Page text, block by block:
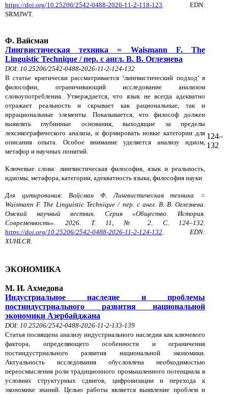
https://doi.org/10.25206/2542-0488-2026-11-2-118-123 . EDN:
SRMJWT.
Ф. Вайсман
Лингвистическая техника = Waismann F. The
Linguistic Technique / пер. с англ. В. В. Оглезнева
DOI: 10.25206/2542-0488-2026-11-2-124-132
В статье критически рассматривается ‘лингвистический подход’ в
философии, ограничивающий исследование анализом
словоупотребления. Утверждается, что язык не всегда адекватно
отражает реальность и скрывает как рациональные, так и
иррациональные элементы. Показывается, что философ должен
выявлять глубинные основания, выходящие за пределы
лексикографического анализа, и формировать новые категории для
описания опыта. Особое внимание уделяется анализу идиом,
метафор и научных понятий.
Ключевые слова: лингвистическая философия, язык и реальность,
идиомы, метафора, категории, адекватность языка, философия науки
Для цитирования: Вайсман Ф. Лингвистическая техника =
Waismann F. The Linguistic Technique / пер. с англ. В. В. Оглезнева.
Омский научный вестник. Серия «Общество. История.
Современность». 2026. Т. 11, № 2. С. 124–132.
https://doi.org/10.25206/2542-0488-2026-11-2-124-132 . EDN:
XUHLCR.
124–
132
ЭКОНОМИКА
М. И. Ахмедова
Индустриальное наследие и проблемы
постиндустриального развития национальной
экономики Азербайджана
DOI: 10.25206/2542-0488-2026-11-2-133-139
Статья посвящена анализу индустриального наследия как ключевого
фактора, определяющего особенности и ограничения
постиндустриального развития национальной экономики.
Актуальность исследования обусловлена необходимостью
переосмысления роли традиционного промышленного потенциала в
условиях структурных сдвигов, цифровизации и перехода к
экономике знаний. Целью работы является выявление проблем и